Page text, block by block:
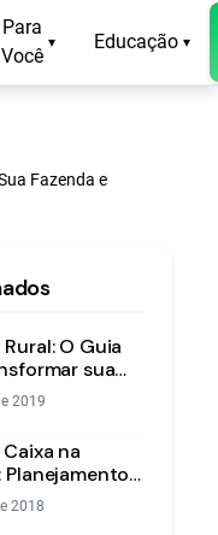
Para
Você
▾ Educação ▾
Fazenda e
O Guia
sua
um
Sucesso
2019
na
Planejamento
Lucro
2018